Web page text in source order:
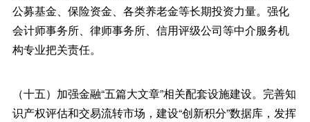
公募基金、保险资金、各类养老金等长期投资力量。强化
会计师事务所、律师事务所、信用评级公司等中介服务机
构专业把关责任。
（十五）加强金融“五篇大文章”相关配套设施建设。完善知
识产权评估和交易流转市场，建设“创新积分”数据库，发挥